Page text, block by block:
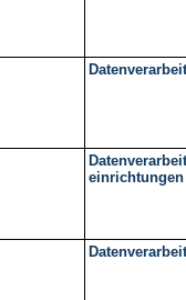
einrichtungen